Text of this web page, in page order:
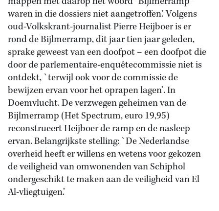
waren in die dossiers niet aangetroffen.’ Volgens
oud-Volkskrant-journalist Pierre Heijboer is er
rond de Bijlmerramp, dit jaar tien jaar geleden,
sprake geweest van een doofpot – een doofpot die
door de parlementaire-enquêtecommissie niet is
ontdekt, `terwijl ook voor de commissie de
bewijzen ervan voor het oprapen lagen’. In
Doemvlucht. De verzwegen geheimen van de
Bijlmerramp (Het Spectrum, euro 19,95)
reconstrueert Heijboer de ramp en de nasleep
ervan. Belangrijkste stelling: `De Nederlandse
overheid heeft er willens en wetens voor gekozen
de veiligheid van omwonenden van Schiphol
ondergeschikt te maken aan de veiligheid van El
Al-vliegtuigen.’